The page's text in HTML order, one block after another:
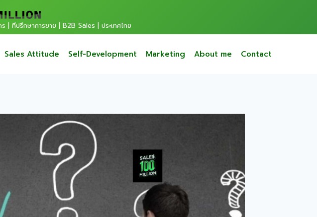
| ที่ปรึกษาการขาย | B2B Sales | ประเทศไทย
Sales Attitude Self-Development Marketing About me Contact